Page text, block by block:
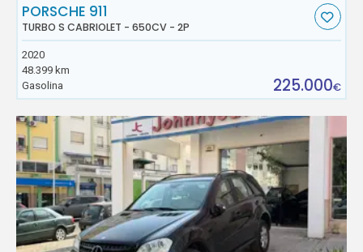
PORSCHE 911
TURBO S CABRIOLET - 650CV - 2P
2020
48.399 km
Gasolina
225.000€